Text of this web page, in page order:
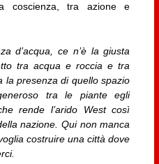
coscienza, tra azione e
d’acqua, ce n’è la giusta
tra acqua e roccia e tra
la presenza di quello spazio
tra le piante egli
rende l’arido West così
nazione. Qui non manca
costruire una città dove